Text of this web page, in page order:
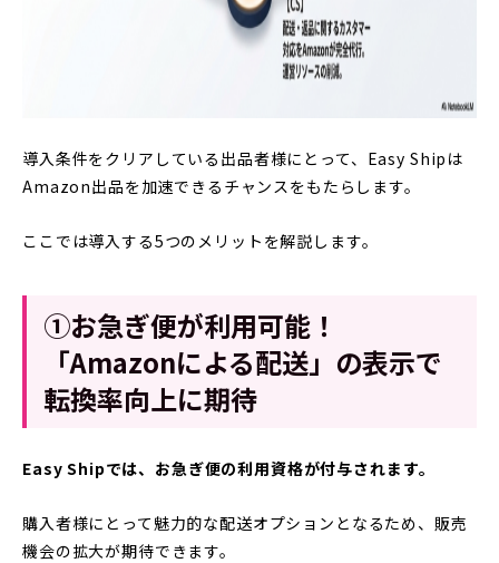
導入条件をクリアしている出品者様にとって、Easy Shipは
Amazon出品を加速できるチャンスをもたらします。
ここでは導入する5つのメリットを解説します。
①お急ぎ便が利用可能！
「Amazonによる配送」の表示で
転換率向上に期待
Easy Shipでは、お急ぎ便の利用資格が付与されます。
購入者様にとって魅力的な配送オプションとなるため、販売
機会の拡大が期待できます。